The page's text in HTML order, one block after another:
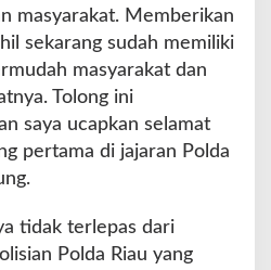
masyarakat. Memberikan
sekarang sudah memiliki
masyarakat dan
Tolong ini
saya ucapkan selamat
pertama di jajaran Polda
tidak terlepas dari
Polda Riau yang